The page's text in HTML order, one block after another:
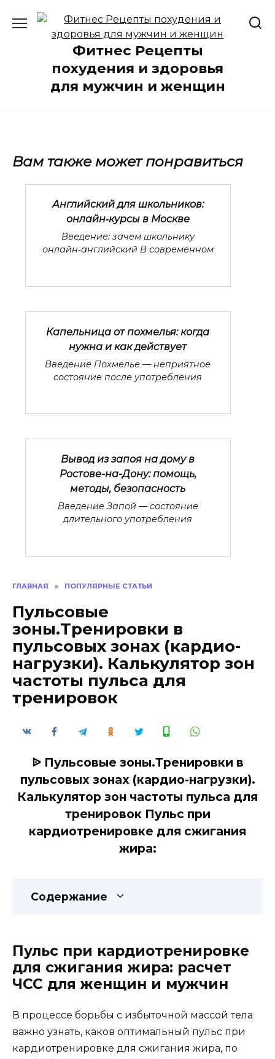
содержанию
Фитнес Рецепты
похудения и здоровья
для мужчин и женщин
ГЛАВНАЯ » ПОПУЛЯРНЫЕ СТАТЬИ
Пульсовые
зоны.Тренировки в
пульсовых зонах (кардио-
нагрузки). Калькулятор зон
частоты пульса для
тренировок
ᐉ Пульсовые зоны.Тренировки в
пульсовых зонах (кардио-нагрузки).
Калькулятор зон частоты пульса для
тренировок Пульс при
кардиотренировке для сжигания
жира:
Содержание
Пульс при кардиотренировке
для сжигания жира: расчет
ЧСС для женщин и мужчин
В процессе борьбы с избыточной массой тела
важно узнать, каков оптимальный пульс при
кардиотренировке для сжигания жира, по
Вам также может понравиться
Английский для школьников:
онлайн‑курсы в Москве
Введение: зачем школьнику
онлайн‑английский В современном
Капельница от похмелья: когда
нужна и как действует
Введение Похмелье — неприятное
состояние после употребления
Вывод из запоя на дому в
Ростове-на-Дону: помощь,
методы, безопасность
Введение Запой — состояние
длительного употребления